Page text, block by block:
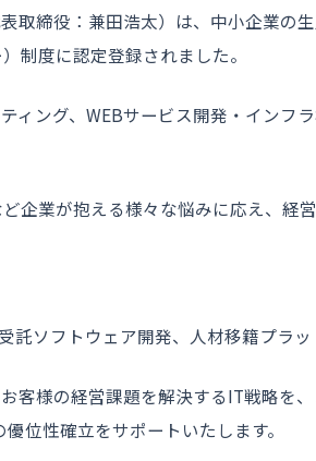
取締役：兼田浩太）は、中小企業の
制度に認定登録されました。
ィング、WEBサービス開発・インフ
企業が抱える様々な悩みに応え、経
ソフトウェア開発、人材移籍プラッ
客様の経営課題を解決するIT戦略を
位性確立をサポートいたします。